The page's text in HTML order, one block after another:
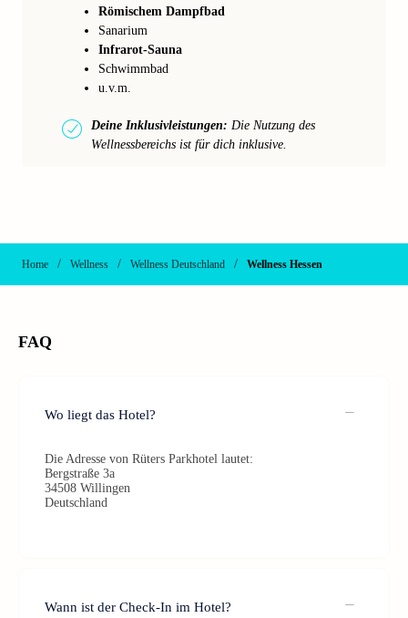
Römischem Dampfbad
Sanarium
Infrarot-Sauna
Schwimmbad
u.v.m.
Deine Inklusivleistungen: Die Nutzung des
Wellnessbereichs ist für dich inklusive.
Home / Wellness / Wellness Deutschland / Wellness Hessen
FAQ
Wo liegt das Hotel?
Die Adresse von Rüters Parkhotel lautet:
Bergstraße 3a
34508 Willingen
Deutschland
Wann ist der Check-In im Hotel?